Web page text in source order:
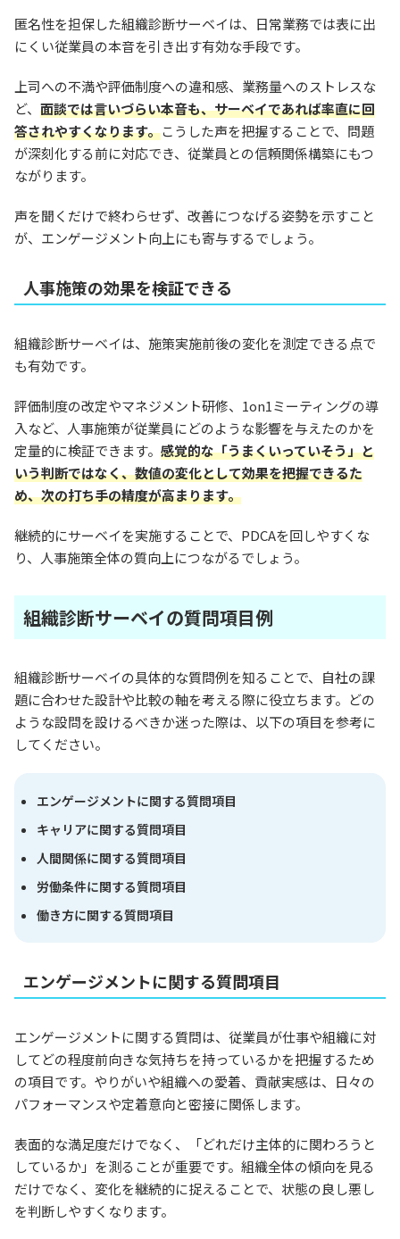
匿名性を担保した組織診断サーベイは、日常業務では表に出
にくい従業員の本音を引き出す有効な手段です。
上司への不満や評価制度への違和感、業務量へのストレスな
ど、 面談では言いづらい本音も、サーベイであれば率直に回
答されやすくなります。こうした声を把握することで、問題
が深刻化する前に対応でき、従業員との信頼関係構築にもつ
ながります。
声を聞くだけで終わらせず、改善につなげる姿勢を示すこと
が、エンゲージメント向上にも寄与するでしょう。
人事施策の効果を検証できる
組織診断サーベイは、施策実施前後の変化を測定できる点で
も有効です。
評価制度の改定やマネジメント研修、1on1ミーティングの導
入など、人事施策が従業員にどのような影響を与えたのかを
定量的に検証できます。 感覚的な「うまくいっていそう」と
いう判断ではなく、数値の変化として効果を把握できるた
め、次の打ち手の精度が高まります。
継続的にサーベイを実施することで、PDCAを回しやすくな
り、人事施策全体の質向上につながるでしょう。
組織診断サーベイの質問項目例
組織診断サーベイの具体的な質問例を知ることで、自社の課
題に合わせた設計や比較の軸を考える際に役立ちます。どの
ような設問を設けるべきか迷った際は、以下の項目を参考に
してください。
エンゲージメントに関する質問項目
キャリアに関する質問項目
人間関係に関する質問項目
労働条件に関する質問項目
働き方に関する質問項目
エンゲージメントに関する質問項目
エンゲージメントに関する質問は、従業員が仕事や組織に対
してどの程度前向きな気持ちを持っているかを把握するため
の項目です。やりがいや組織への愛着、貢献実感は、日々の
パフォーマンスや定着意向と密接に関係します。
表面的な満足度だけでなく、「どれだけ主体的に関わろうと
しているか」を測ることが重要です。組織全体の傾向を見る
だけでなく、変化を継続的に捉えることで、状態の良し悪し
を判断しやすくなります。